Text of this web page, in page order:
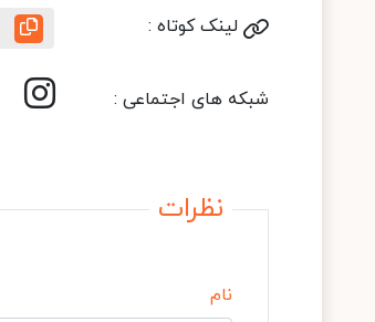
لینک کوتاه :
شبکه های اجتماعی :
نظرات
نام